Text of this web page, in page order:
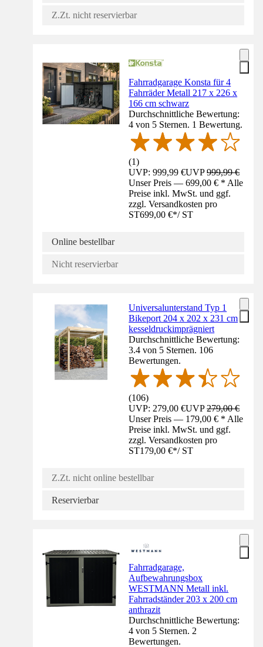
Z.Zt. nicht reservierbar
Fahrradgarage Konsta für 4
Fahrräder Metall 217 x 226 x
166 cm schwarz
Durchschnittliche Bewertung:
4 von 5 Sternen. 1 Bewertung.
(1)
UVP: 999,99 €UVP999,99 €
Unser Preis — 699,00 € * Alle
Preise inkl. MwSt. und ggf.
zzgl. Versandkosten pro
ST699,00 €*/ ST
Online bestellbar
Nicht reservierbar
Universalunterstand Typ 1
Bikeport 204 x 202 x 231 cm
kesseldruckimprägniert
Durchschnittliche Bewertung:
3.4 von 5 Sternen. 106
Bewertungen.
(106)
UVP: 279,00 €UVP279,00 €
Unser Preis — 179,00 € * Alle
Preise inkl. MwSt. und ggf.
zzgl. Versandkosten pro
ST179,00 €*/ ST
Z.Zt. nicht online bestellbar
Reservierbar
Fahrradgarage,
Aufbewahrungsbox
WESTMANN Metall inkl.
Fahrradständer 203 x 200 cm
anthrazit
Durchschnittliche Bewertung:
4 von 5 Sternen. 2
Bewertungen.